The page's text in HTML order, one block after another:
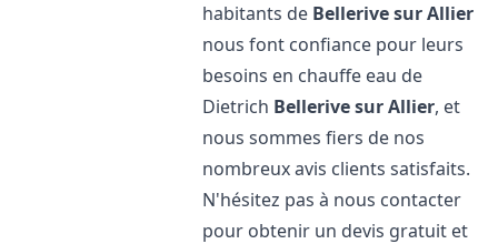
habitants de Bellerive sur Allier
nous font confiance pour leurs
besoins en chauffe eau de
Dietrich Bellerive sur Allier, et
nous sommes fiers de nos
nombreux avis clients satisfaits.
N'hésitez pas à nous contacter
pour obtenir un devis gratuit et